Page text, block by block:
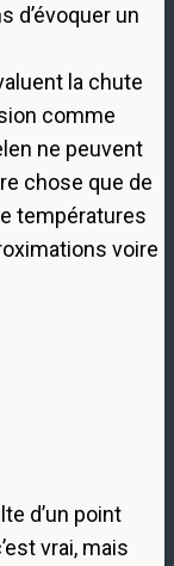
d’évoquer un
la chute
comme
ne peuvent
chose que de
températures
voire
d’un point
vrai, mais